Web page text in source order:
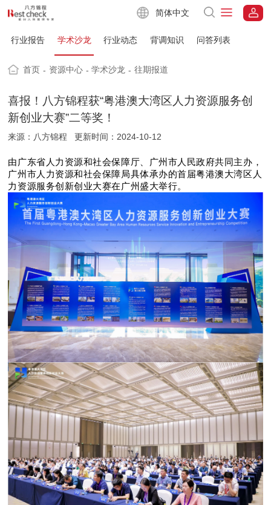
简体中文
行业报告 学术沙龙 行业动态 背调知识 问答列表
首页 - 资源中心 - 学术沙龙 - 往期报道
喜报！八方锦程获“粤港澳大湾区人力资源服务创
新创业大赛”二等奖！
来源：八方锦程 更新时间：2024-10-12
由广东省人力资源和社会保障厅、广州市人民政府共同主办，
广州市人力资源和社会保障局具体承办的首届粤港澳大湾区人
力资源服务创新创业大赛在广州盛大举行。